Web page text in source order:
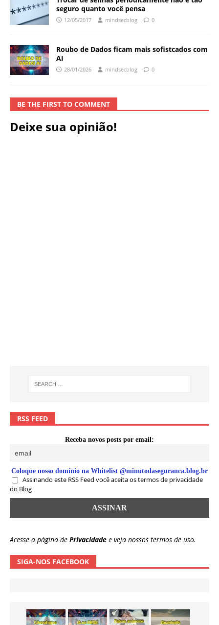
seguro quanto você pensa
12/05/2017 mindsecblog 0
Roubo de Dados ficam mais sofistcados com
AI
28/01/2026 mindsecblog 0
BE THE FIRST TO COMMENT
Deixe sua opinião!
RSS FEED
Receba novos posts por email:
Coloque nosso domínio na Whitelist @minutodaseguranca.blog.br
Assinando este RSS Feed você aceita os termos de privacidade
do Blog
Acesse a página de Privacidade e veja nossos termos de uso.
SIGA-NOS FACEBOOK